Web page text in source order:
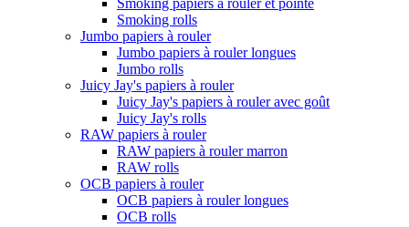
Smoking rolls
Jumbo papiers à rouler
Jumbo papiers à rouler longues
Jumbo rolls
Juicy Jay's papiers à rouler
Juicy Jay's papiers à rouler avec goût
Juicy Jay's rolls
RAW papiers à rouler
RAW papiers à rouler marron
RAW rolls
OCB papiers à rouler
OCB papiers à rouler longues
OCB rolls